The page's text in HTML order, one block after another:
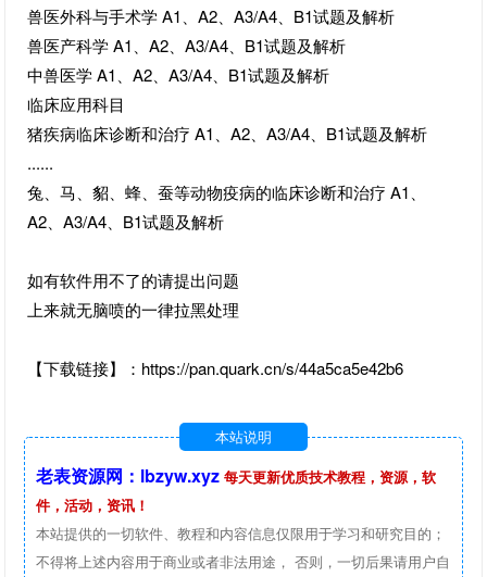
兽医外科与手术学 A1、A2、A3/A4、B1试题及解析
兽医产科学 A1、A2、A3/A4、B1试题及解析
中兽医学 A1、A2、A3/A4、B1试题及解析
临床应用科目
猪疾病临床诊断和治疗 A1、A2、A3/A4、B1试题及解析
......
兔、马、貂、蜂、蚕等动物疫病的临床诊断和治疗 A1、
A2、A3/A4、B1试题及解析
如有软件用不了的请提出问题
上来就无脑喷的一律拉黑处理
【下载链接】：https://pan.quark.cn/s/44a5ca5e42b6
本站说明
老表资源网：lbzyw.xyz 每天更新优质技术教程，资源，软
件，活动，资讯！
本站提供的一切软件、教程和内容信息仅限用于学习和研究目的；
不得将上述内容用于商业或者非法用途， 否则，一切后果请用户自